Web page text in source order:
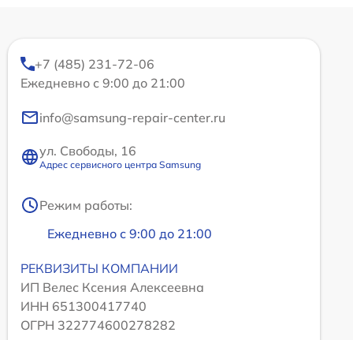
+7 (485) 231-72-06
Ежедневно с 9:00 до 21:00
info@samsung-repair-center.ru
ул. Свободы, 16
Адрес сервисного центра Samsung
Режим работы:
Ежедневно с 9:00 до 21:00
РЕКВИЗИТЫ КОМПАНИИ
ИП Велес Ксения Алексеевна
ИНН 651300417740
ОГРН 322774600278282